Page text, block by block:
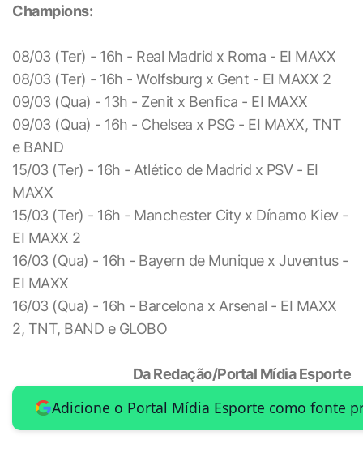
Champions:
08/03 (Ter) - 16h - Real Madrid x Roma - EI MAXX
08/03 (Ter) - 16h - Wolfsburg x Gent - EI MAXX 2
09/03 (Qua) - 13h - Zenit x Benfica - EI MAXX
09/03 (Qua) - 16h - Chelsea x PSG - EI MAXX, TNT
e BAND
15/03 (Ter) - 16h - Atlético de Madrid x PSV - EI
MAXX
15/03 (Ter) - 16h - Manchester City x Dínamo Kiev -
EI MAXX 2
16/03 (Qua) - 16h - Bayern de Munique x Juventus -
EI MAXX
16/03 (Qua) - 16h - Barcelona x Arsenal - EI MAXX
2, TNT, BAND e GLOBO
Da Redação/Portal Mídia Esporte
Adicione o Portal Mídia Esporte como fonte